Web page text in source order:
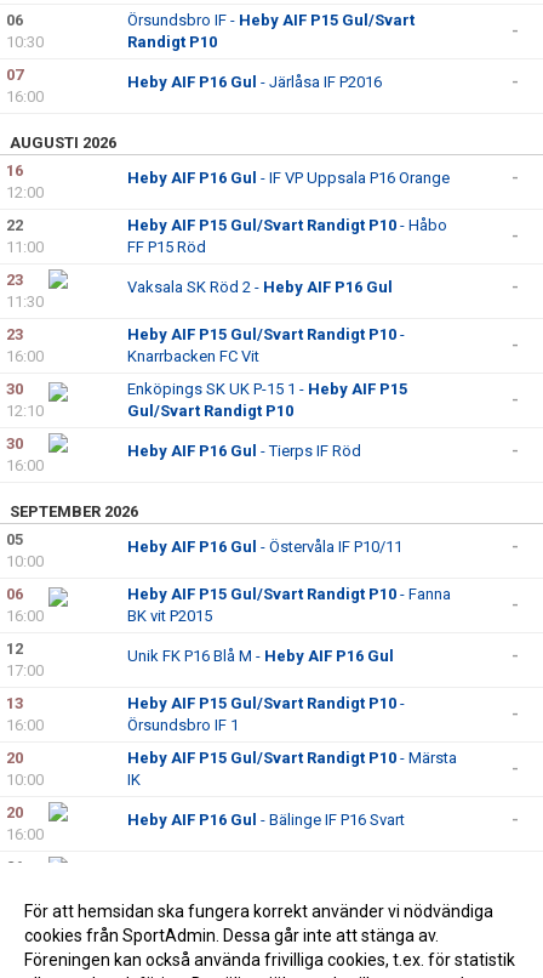
06
10:30
Örsundsbro IF - Heby AIF P15 Gul/Svart
Randigt P10
-
07
16:00
Heby AIF P16 Gul - Järlåsa IF P2016 -
AUGUSTI 2026
16
12:00
Heby AIF P16 Gul - IF VP Uppsala P16 Orange -
22
11:00
Heby AIF P15 Gul/Svart Randigt P10 - Håbo
FF P15 Röd
-
23
11:30
Vaksala SK Röd 2 - Heby AIF P16 Gul -
23
16:00
Heby AIF P15 Gul/Svart Randigt P10 -
Knarrbacken FC Vit
-
30
12:10
Enköpings SK UK P-15 1 - Heby AIF P15
Gul/Svart Randigt P10
-
30
16:00
Heby AIF P16 Gul - Tierps IF Röd -
SEPTEMBER 2026
05
10:00
Heby AIF P16 Gul - Östervåla IF P10/11 -
06
16:00
Heby AIF P15 Gul/Svart Randigt P10 - Fanna
BK vit P2015
-
12
17:00
Unik FK P16 Blå M - Heby AIF P16 Gul -
13
16:00
Heby AIF P15 Gul/Svart Randigt P10 -
Örsundsbro IF 1
-
20
10:00
Heby AIF P15 Gul/Svart Randigt P10 - Märsta
IK
-
20
16:00
Heby AIF P16 Gul - Bälinge IF P16 Svart -
26
15:30
Sigtuna IF FK 1 P15 -Heby AIF P15 Gul/Svart
Randigt P10
För att hemsidan ska fungera korrekt använder vi nödvändiga
cookies från SportAdmin. Dessa går inte att stänga av.
Föreningen kan också använda frivilliga cookies, t.ex. för statistik